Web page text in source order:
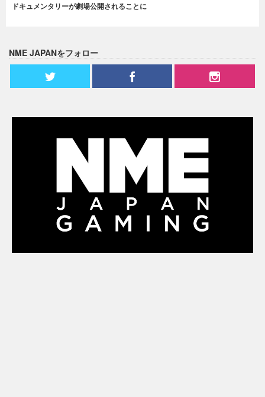
ドキュメンタリーが劇場公開されることに
NME JAPANをフォロー